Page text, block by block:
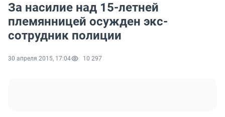
За насилие над 15-летней
племянницей осужден экс-
сотрудник полиции
30 апреля 2015, 17:04 10 297